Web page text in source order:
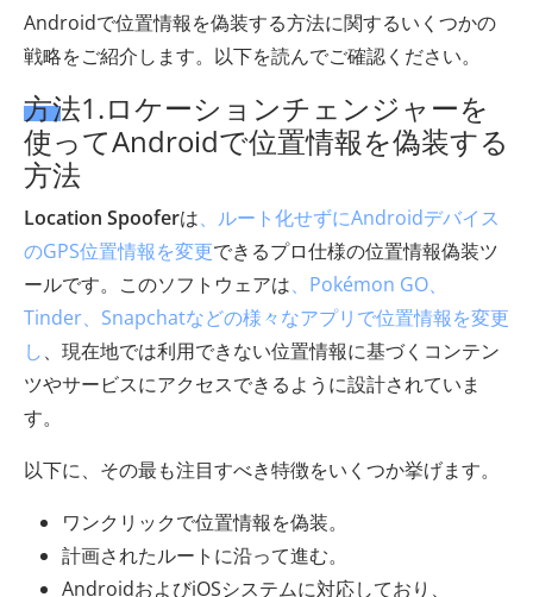
Androidで位置情報を偽装する方法に関するいくつかの
戦略をご紹介します。以下を読んでご確認ください。
方法1.ロケーションチェンジャーを
使ってAndroidで位置情報を偽装する
方法
Location Spooferは、ルート化せずにAndroidデバイス
のGPS位置情報を変更できるプロ仕様の位置情報偽装ツ
ールです。このソフトウェアは、Pokémon GO、
Tinder、Snapchatなどの様々なアプリで位置情報を変更
し、現在地では利用できない位置情報に基づくコンテン
ツやサービスにアクセスできるように設計されていま
す。
以下に、その最も注目すべき特徴をいくつか挙げます。
ワンクリックで位置情報を偽装。
計画されたルートに沿って進む。
AndroidおよびiOSシステムに対応しており、